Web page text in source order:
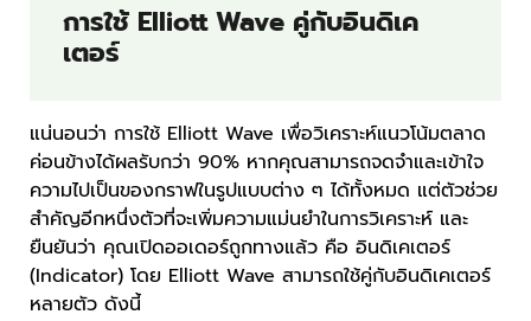
การใช้ Elliott Wave คู่กับอินดิเค
เตอร์
แน่นอนว่า การใช้ Elliott Wave เพื่อวิเคราะห์แนวโน้มตลาด
ค่อนข้างได้ผลรับกว่า 90% หากคุณสามารถจดจำและเข้าใจ
ความไปเป็นของกราฟในรูปแบบต่าง ๆ ได้ทั้งหมด แต่ตัวช่วย
สำคัญอีกหนึ่งตัวที่จะเพิ่มความแม่นยำในการวิเคราะห์ และ
ยืนยันว่า คุณเปิดออเดอร์ถูกทางแล้ว คือ อินดิเคเตอร์
(Indicator) โดย Elliott Wave สามารถใช้คู่กับอินดิเคเตอร์
หลายตัว ดังนี้